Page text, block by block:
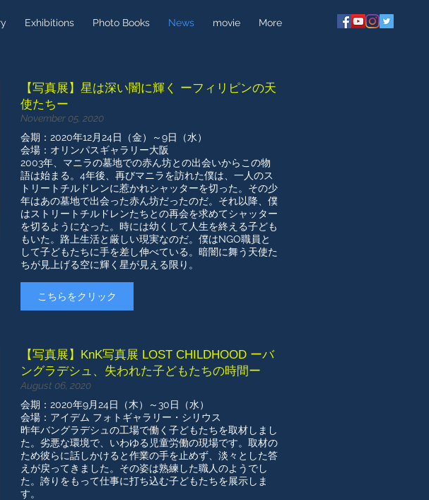
Exhibitions Photo Books News movie More
【写真展】星は深い闇に輝く ーフィリピンの天
使たちー
November 05, 2020
会期：2020年12月24日（金）～9日（水）
会場：オリンパスギャラリー大阪
2003年、マニラの墓地での赤ん坊との出会いからこの物
語は始まる。4年後、再びマニラを訪れた僕は、一人のス
トリートチルドレンに惹かれシャッターを切った。その少
年はあの墓地で出会った赤ん坊だったのだ。それ以降、僕
はストリートチルドレンたちとの再会を求めてシャッター
を切るようになった。時には幼くして人生を終える子ども
もいた。路上生活と厳しい現実なのだ。僕はNGO職員と
して子どもたちに手を差し伸べている。暗闇に舞う天使た
ちが見上げる空に輝く星が見える限り。
こちらをクリック
【写真展】KnK写真展 LOST CHILDHOOD ーバ
ングラデシュ、失われた子どもたちの時間ー
August 06, 2020
会期：2020年9月24日（木）～30日（水）
会場：アイデム フォトギャラリー・シリウス
昨年バングラデシュの工場で働く子どもたちを取材しまし
た。劣悪な環境で、いわゆる児童労働の現場です。取材の
ため彼らに話しかけると作業の手を止めず、淡々とした答
えが戻ってきました。その姿は熟練した職人のようでし
た。誇りをもって仕事に打ち込む子どもたちを展示しま
す。